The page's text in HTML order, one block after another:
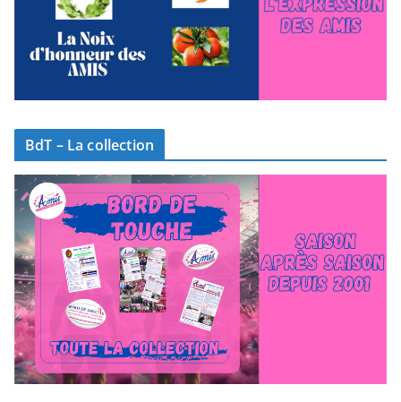
BdT – La collection